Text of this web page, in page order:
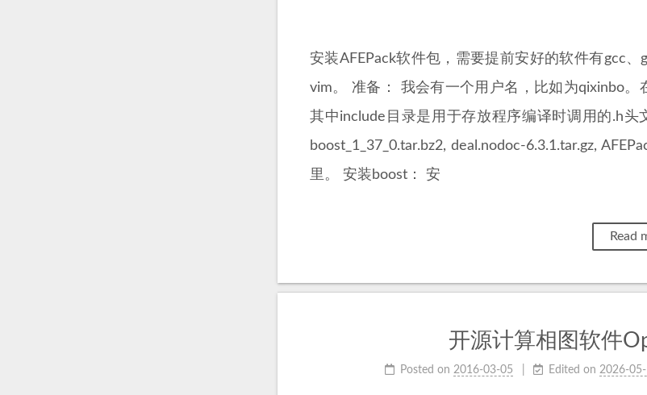
安装AFEPack软件包，需要提前安好的软件有gcc、
vim。 准备： 我会有一个用户名，比如为qixinbo。
其中include目录是用于存放程序编译时调用的.h
boost_1_37_0.tar.bz2, deal.nodoc-6.3.1.tar.gz,
里。 安装boost： 安
Read
开源计算相图软件
Posted on 2016-03-05 Edited on 2026-